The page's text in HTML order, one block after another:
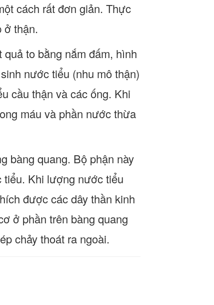
cách rất đơn giản. Thực
ở thận.
to bằng nắm đấm, hình
nước tiểu (nhu mô thận)
cầu thận và các ống. Khi
máu và phần nước thừa
bàng quang. Bộ phận này
tiểu. Khi lượng nước tiểu
được các dây thần kinh
ở phần trên bàng quang
chảy thoát ra ngoài.